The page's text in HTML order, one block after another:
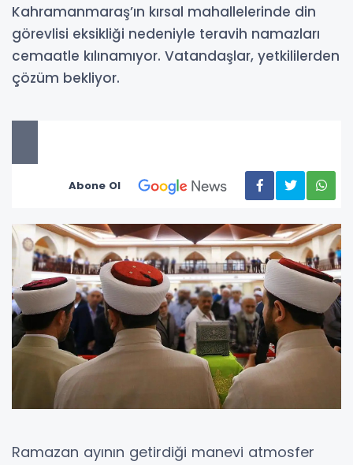
Kahramanmaraş’ın kırsal mahallelerinde din
görevlisi eksikliği nedeniyle teravih namazları
cemaatle kılınamıyor. Vatandaşlar, yetkililerden
çözüm bekliyor.
Abone Ol
Ramazan ayının getirdiği manevi atmosfer